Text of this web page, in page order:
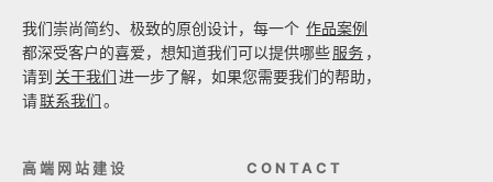
我们崇尚简约、极致的原创设计，每一个 作品案例
都深受客户的喜爱，想知道我们可以提供哪些服务 ，
请到 关于我们进一步了解，如果您需要我们的帮助，
请联系我们。
高端网站建设 CONTACT